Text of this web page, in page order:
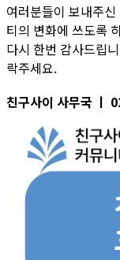
여러분들이 보내주
티의 변화에 쓰도록
다시 한번 감사드립
락주세요.
친구사이 사무국